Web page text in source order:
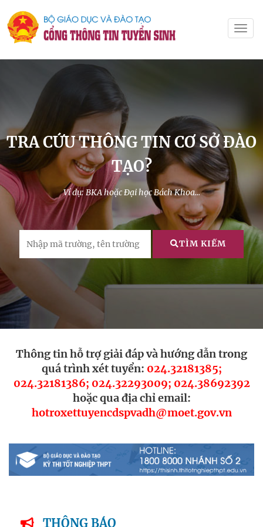
TRA CỨU THÔNG TIN CƠ SỞ ĐÀO
TẠO?
Ví dụ: BKA hoặc Đại học Bách Khoa...
TÌM KIẾM
Thông tin hỗ trợ giải đáp và hướng dẫn trong
quá trình xét tuyển: 024.32181385;
024.32181386; 024.32293009; 024.38692392
hoặc qua địa chỉ email:
hotroxettuyencdspvadh@moet.gov.vn
THÔNG BÁO